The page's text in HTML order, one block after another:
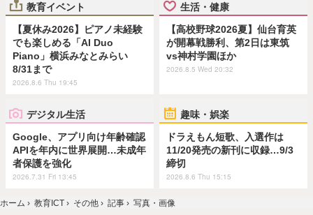
教育イベント
【夏休み2026】ピアノ未経験
でも楽しめる「AI Duo
Piano」横浜みなとみらい
8/31まで
2026.8.6 Thu 19:45
生活・健康
【高校野球2026夏】仙台育英
が開幕戦勝利、第2日は東筑
vs神村学園ほか
2026.8.5 Wed 20:32
デジタル生活
Google、アプリ向け年齢確認
APIを年内に世界展開…未成年
者保護を強化
2026.7.31 Fri 13:45
趣味・娯楽
ドラえもん短歌、入選作は
11/20発売の新刊に収録…9/3
締切
2026.8.6 Thu 15:15
ホーム › 教育ICT › その他 › 記事 › 写真・画像